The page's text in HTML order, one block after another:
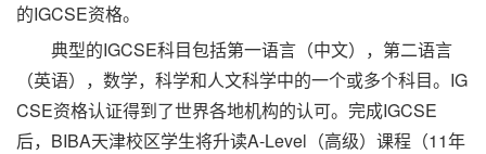
的IGCSE资格。
典型的IGCSE科目包括第一语言（中文），第二语言
（英语），数学，科学和人文科学中的一个或多个科目。IG
CSE资格认证得到了世界各地机构的认可。完成IGCSE
后，BIBA天津校区学生将升读A-Level（高级）课程（11年